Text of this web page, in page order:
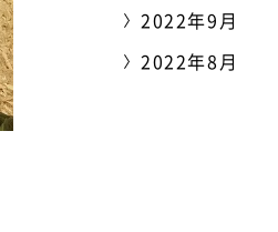
2022年9月
2022年8月